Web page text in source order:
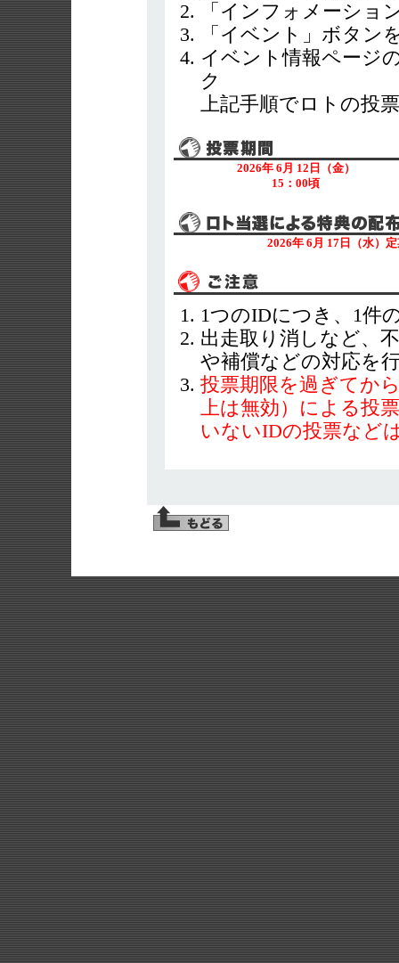
「インフォメーショ
「イベント」ボタン
イベント情報ページ
ク
上記手順でロトの投
2026年 6月 12日（金）
15：00頃
2026年 6月 17日（水）
1つのIDにつき、1件
出走取り消しなど、
や補償などの対応を
投票期限を過ぎてか
上は無効）による投
いないIDの投票など